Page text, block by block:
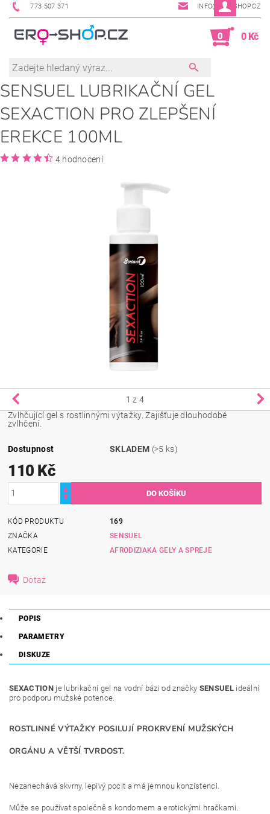
773 507 371 INFO@ERO-SHOP.CZ
0 0 Kč
SENSUEL LUBRIKAČNÍ GEL
SEXACTION PRO ZLEPŠENÍ
EREKCE 100ML
4 hodnocení
1 z 4
Zvlhčující gel s rostlinnými výtažky. Zajišťuje dlouhodobé
zvlhčení.
Dostupnost SKLADEM (>5 ks)
110 Kč
KÓD PRODUKTU
169
ZNAČKA
SENSUEL
KATEGORIE
AFRODIZIAKA GELY A SPREJE
Dotaz
POPIS
PARAMETRY
DISKUZE
SEXACTION je lubrikační gel na vodní bázi od značky SENSUEL ideální
pro podporu mužské potence.
ROSTLINNÉ VÝTAŽKY POSILUJÍ PROKRVENÍ MUŽSKÝCH
ORGÁNU A VĚTŠÍ TVRDOST.
Nezanechává skvrny, lepivý pocit a má jemnou konzistenci.
Může se používat společně s kondomem a erotickými hračkami.